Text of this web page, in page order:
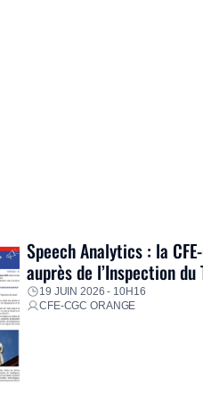
Speech Analytics : la
auprès de l’Inspection du
19 JUIN 2026 - 10H16
CFE-CGC ORANGE